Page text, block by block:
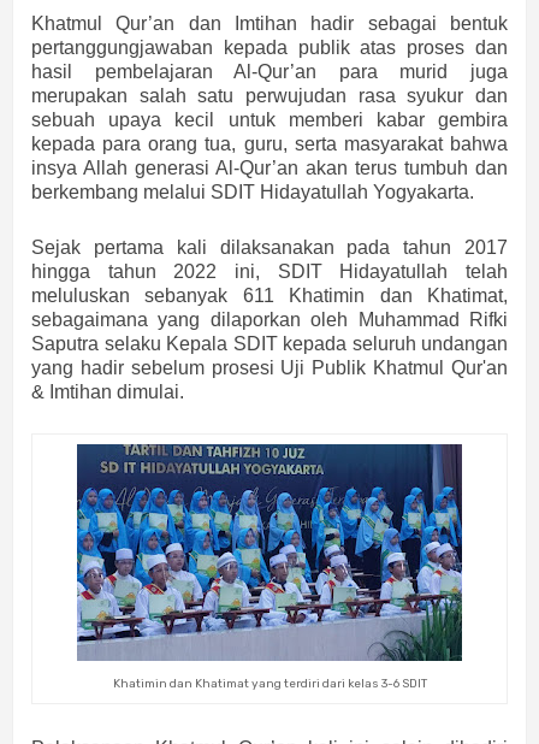
Khatmul Qur’an dan Imtihan hadir sebagai bentuk
pertanggungjawaban kepada publik atas proses dan
hasil pembelajaran Al-Qur’an para murid
juga
merupakan salah satu perwujudan rasa syukur dan
sebuah upaya kecil untuk memberi kabar gembira
kepada para orang tua, guru, serta masyarakat bahwa
insya Allah generasi Al-Qur’an akan terus tumbuh dan
berkembang melalui SDIT Hidayatullah Yogyakarta.
Sejak pertama kali dilaksanakan pada tahun 2017
hingga tahun 2022 ini, SDIT Hidayatullah telah
meluluskan sebanyak 611 Khatimin dan Khatimat,
sebagaimana yang dilaporkan oleh Muhammad Rifki
Saputra selaku Kepala SDIT kepada seluruh undangan
yang hadir sebelum prosesi Uji Publik Khatmul Qur'an
& Imtihan dimulai.
Khatimin dan Khatimat yang terdiri dari kelas 3-6 SDIT